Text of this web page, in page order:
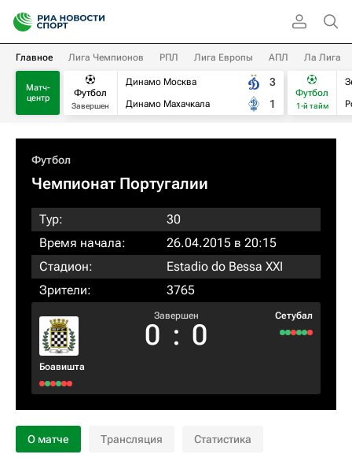
Главное Лига Чемпионов РПЛ Лига Европы АПЛ Ла Лига
Матч-
центр
Футбол
Завершен
Динамо Москва
Динамо Махачкала
3
1
Футбол
1-й тайм
Футбол
Чемпионат Португалии
Тур:
30
Время начала:
26.04.2015 в 20:15
Стадион:
Estadio do Bessa XXI
Зрители:
3765
Боавишта
Завершен
0 : 0
Сетубал
О матче Трансляция Статистика